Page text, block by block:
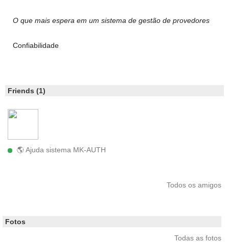
O que mais espera em um sistema de gestão de provedores
Confiabilidade
Friends (1)
🌎 Ajuda sistema MK-AUTH
Todos os amigos
Fotos
Todas as fotos